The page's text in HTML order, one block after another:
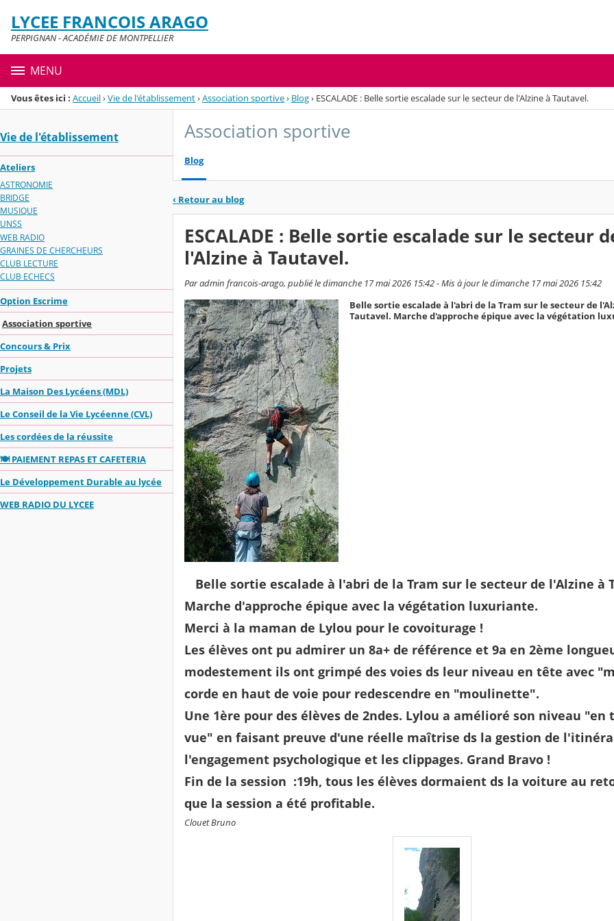
Menu de la rubrique
Contenu
LYCEE FRANCOIS ARAGO
PERPIGNAN - ACADÉMIE DE MONTPELLIER
MENU
Vous êtes ici : Accueil›Vie de l'établissement›Association sportive› Blog› ESCALADE : Belle sortie escalade sur le secteur de l'Alzine à Tautavel.
Vie de l'établissement
Ateliers
ASTRONOMIE
BRIDGE
MUSIQUE
UNSS
WEB RADIO
GRAINES DE CHERCHEURS
CLUB LECTURE
CLUB ECHECS
Option Escrime
Association sportive
Concours & Prix
Projets
La Maison Des Lycéens (MDL)
Le Conseil de la Vie Lycéenne (CVL)
Les cordées de la réussite
🍽️ PAIEMENT REPAS ET CAFETERIA
Le Développement Durable au lycée
WEB RADIO DU LYCEE
Association sportive
Blog
‹ Retour au blog
ESCALADE : Belle sortie escalade sur le secteur
l'Alzine à Tautavel.
Par admin francois-arago, publié le dimanche 17 mai 2026 15:42 - Mis à jour le dimanche 17 mai 2026 15:42
Belle sortie escalade à l'abri de la Tram sur le secteur de
Tautavel. Marche d'approche épique avec la végétation
Belle sortie escalade à l'abri de la Tram sur le secteur de l'Alzine à
Marche d'approche épique avec la végétation luxuriante.
Merci à la maman de Lylou pour le covoiturage !
Les élèves ont pu admirer un 8a+ de référence et 9a en 2ème
modestement ils ont grimpé des voies ds leur niveau en tête avec
corde en haut de voie pour redescendre en "moulinette".
Une 1ère pour des élèves de 2ndes. Lylou a amélioré son niveau "en
vue" en faisant preuve d'une réelle maîtrise ds la gestion de
l'engagement psychologique et les clippages. Grand Bravo !
Fin de la session :19h, tous les élèves dormaient ds la voiture au
que la session a été profitable.
Clouet Bruno